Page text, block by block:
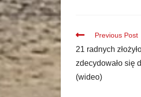
Previous Post
21 radnych
zdecydowało się
(wideo)